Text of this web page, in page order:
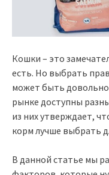
Кошки – это
есть. Но выбрать
может быть довольно
рынке доступны
из них утверждает,
корм лучше выбрать
В данной статье мы